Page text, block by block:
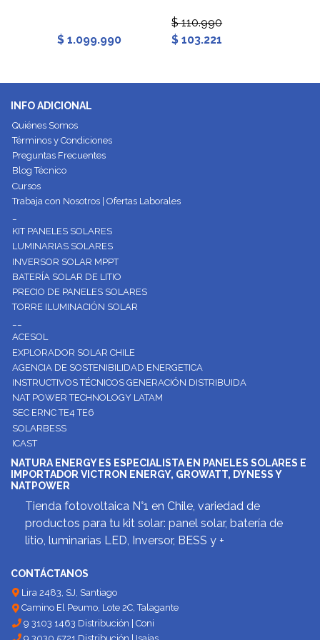
$ 1.099.990
$ 110.990
$ 103.221
INFO ADICIONAL
Quiénes Somos
Términos y Condiciones
Preguntas Frecuentes
Blog Técnico
Cursos
Trabaja con Nosotros | Ofertas Laborales
KIT PANELES SOLARES
LUMINARIAS SOLARES
INVERSOR SOLAR MPPT
BATERÍA SOLAR DE LITIO
PRECIO DE PANELES SOLARES
TORRE ILUMINACIÓN SOLAR
ACESOL
EXPLORADOR SOLAR CHILE
AGENCIA DE SOSTENIBILIDAD ENERGETICA
INSTRUCTIVOS TÉCNICOS GENERACIÓN DISTRIBUIDA
NAT POWER TECHNOLOGY LATAM
SEC ERNC TE4 TE6
SOLARBESS
ICAST
NATURA ENERGY ES ESPECIALISTA EN PANELES SOLARES E
IMPORTADOR VICTRON ENERGY, GROWATT, DYNESS Y
NATPOWER
Tienda fotovoltaica N°1 en Chile, variedad de
productos para tu kit solar: panel solar, batería de
litio, luminarias LED, Inversor, BESS y +
CONTÁCTANOS
Lira 2483, SJ, Santiago
Camino El Peumo, Lote 2C, Talagante
9 3103 1463 Distribución | Coni